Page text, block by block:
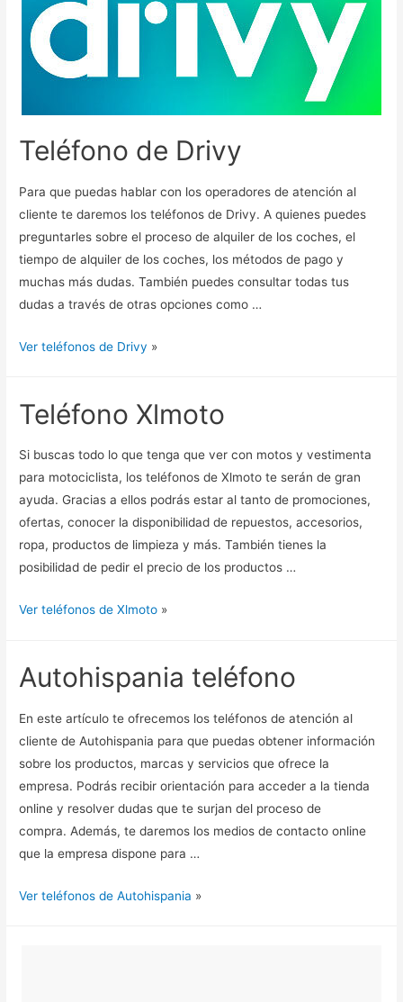
Teléfono de Drivy
Para que puedas hablar con los operadores de atención al
cliente te daremos los teléfonos de Drivy. A quienes puedes
preguntarles sobre el proceso de alquiler de los coches, el
tiempo de alquiler de los coches, los métodos de pago y
muchas más dudas. También puedes consultar todas tus
dudas a través de otras opciones como …
Ver teléfonos de Drivy »
Teléfono Xlmoto
Si buscas todo lo que tenga que ver con motos y vestimenta
para motociclista, los teléfonos de Xlmoto te serán de gran
ayuda. Gracias a ellos podrás estar al tanto de promociones,
ofertas, conocer la disponibilidad de repuestos, accesorios,
ropa, productos de limpieza y más. También tienes la
posibilidad de pedir el precio de los productos …
Ver teléfonos de Xlmoto »
Autohispania teléfono
En este artículo te ofrecemos los teléfonos de atención al
cliente de Autohispania para que puedas obtener información
sobre los productos, marcas y servicios que ofrece la
empresa. Podrás recibir orientación para acceder a la tienda
online y resolver dudas que te surjan del proceso de
compra. Además, te daremos los medios de contacto online
que la empresa dispone para …
Ver teléfonos de Autohispania »